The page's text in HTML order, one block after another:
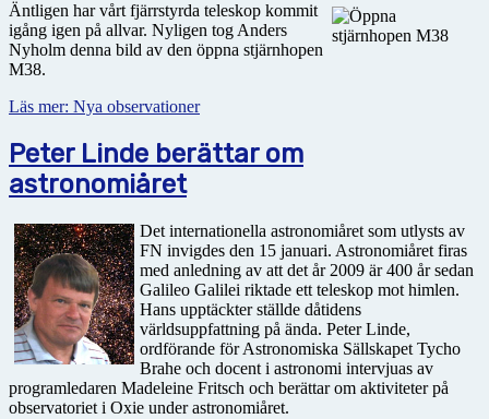
Äntligen har vårt fjärrstyrda teleskop kommit
igång igen på allvar. Nyligen tog Anders
Nyholm denna bild av den öppna stjärnhopen
M38.
Läs mer: Nya observationer
Peter Linde berättar om
astronomiåret
Det internationella astronomiåret som utlysts av
FN invigdes den 15 januari. Astronomiåret firas
med anledning av att det år 2009 är 400 år sedan
Galileo Galilei riktade ett teleskop mot himlen.
Hans upptäckter ställde dåtidens
världsuppfattning på ända. Peter Linde,
ordförande för Astronomiska Sällskapet Tycho
Brahe och docent i astronomi intervjuas av
programledaren Madeleine Fritsch och berättar om aktiviteter på
observatoriet i Oxie under astronomiåret.